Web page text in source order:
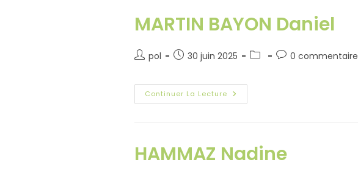
MARTIN BAYON Daniel
pol 30 juin 2025 0 commentaire
Continuer La Lecture
HAMMAZ Nadine